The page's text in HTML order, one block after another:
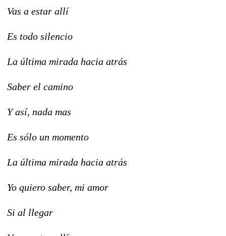
Vas a estar allí
Es todo silencio
La última mirada hacia atrás
Saber el camino
Y así, nada mas
Es sólo un momento
La última mirada hacia atrás
Yo quiero saber, mi amor
Si al llegar